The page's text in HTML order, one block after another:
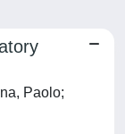
Paolo;